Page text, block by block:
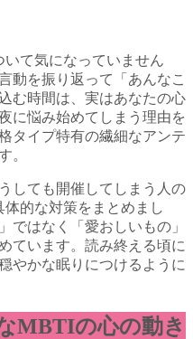
て気になっていません
動を振り返って「あんなこ
む時間は、実はあなたの心
に悩み始めてしまう理由を
タイプ特有の繊細なアンテ
。
しても開催してしまう人の
的な対策をまとめまし
ではなく「愛おしいもの」
ています。読み終える頃に
やかな眠りにつけるように
MBTIの心の動き